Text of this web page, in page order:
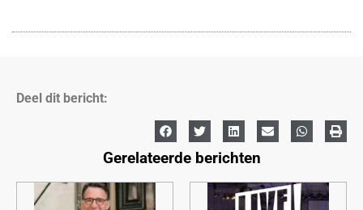
Deel dit bericht:
Gerelateerde berichten